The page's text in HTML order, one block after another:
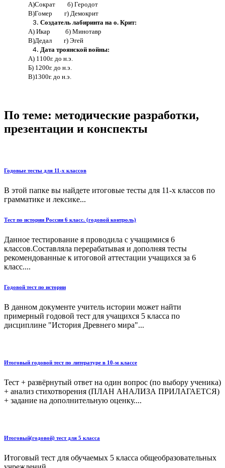
А)Сократ б) Геродот
В)Гомер г) Демокрит
Создатель лабиринта на о. Крит:
А) Икар б) Минотавр
В)Дедал г) Эгей
Дата троянской войны:
А) 1100г. до н.э.
Б) 1200г. до н.э.
В)1300г. до н.э.
По теме: методические разработки,
презентации и конспекты
Годовые тесты для 11-х классов
В этой папке вы найдете итоговые тесты для 11-х классов по
грамматике и лексике...
Тест по истории России 6 класс. (годовой контроль)
Данное тестирование я проводила с учащимися 6
классов.Составляла перерабатывая и дополняя тесты
рекомендованные к итоговой аттестации учащихся за 6
класс....
Годовой тест по истории
В данном документе учитель истории может найти
примерный годовой тест для учащихся 5 класса по
дисциплине "История Древнего мира"...
Итоговый годовой тест по литературе в 10-м классе
Тест + развёрнутый ответ на один вопрос (по выбору ученика)
+ анализ стихотворения (ПЛАН АНАЛИЗА ПРИЛАГАЕТСЯ)
+ задание на дополнительную оценку....
Итоговый(годовой) тест для 5 класса
Итоговый тест для обучаемых 5 класса общеобразовательных